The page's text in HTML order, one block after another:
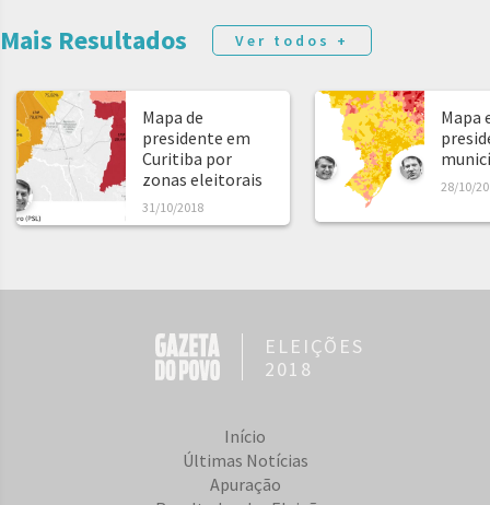
Mais Resultados Ver todos +
Mapa de
presidente em
Curitiba por
zonas eleitorais
31/10/2018
Mapa
28/10/
ELEIÇÕES
2018
Início
Últimas Notícias
Apuração